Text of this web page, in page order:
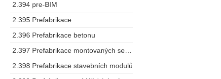
2.394 pre-BIM
2.395 Prefabrikace
2.396 Prefabrikace betonu
2.398 Prefabrikace stavebních modulů